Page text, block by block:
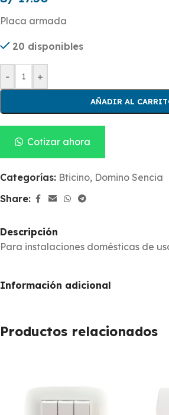
Placa armada
20 disponibles
- +
AÑADIR AL
Cotizar ahora
Categorías: Bticino, Domino Sencia
Share:
Descripción
Para instalaciones domésticas de
Información adicional
Productos relacionados